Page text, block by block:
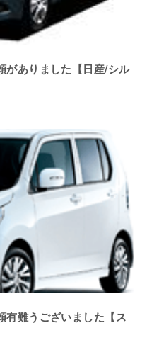
がありました【日産/シル
有難うございました【ス